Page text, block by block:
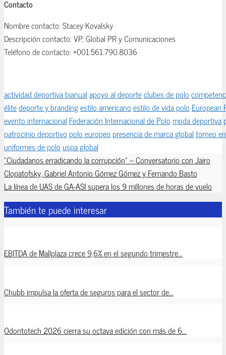
Contacto
Nombre contacto: Stacey Kovalsky
Descripción contacto: VP, Global PR y Comunicaciones
Teléfono de contacto: +001.561.790.8036
actividad deportiva bianualapoyo al deporteclubes de polo
élitedeporte y brandingestilo americanoestilo de vida polo European
evento internacional Federación Internacional de Polo moda deportiva
patrocinio deportivo polo europeo presencia de marca globaltorneo
uniformes de polo uspa global
“Ciudadanos erradicando la corrupción” – Conversatorio con Jairo
Clopatofsky, Gabriel Antonio Gómez Gómez y Fernando Basto
La línea de UAS de GA-ASI supera los 9 millones de horas de vuelo
También te puede interesar
EBITDA de Mallplaza crece 9,6% en el segundo trimestre...
Chubb impulsa la oferta de seguros para el sector de...
Odontotech 2026 cierra su octava edición con más de 6...